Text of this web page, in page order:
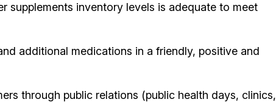
supplements inventory levels is adequate to meet
additional medications in a friendly, positive and
through public relations (public health days, clinics,